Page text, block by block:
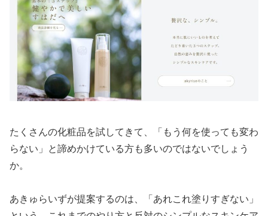
たくさんの化粧品を試してきて、「もう何を使っても変わ
らない」と諦めかけている方も多いのではないでしょう
か。
あきゅらいずが提案するのは、「あれこれ塗りすぎない」